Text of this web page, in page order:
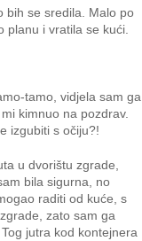
bih se sredila. Malo po
planu i vratila se kući.
tamo, vidjela sam ga
kimnuo na pozdrav.
izgubiti s očiju?!
u dvorištu zgrade,
bila sigurna, no
raditi od kuće, s
zato sam ga
jutra kod kontejnera